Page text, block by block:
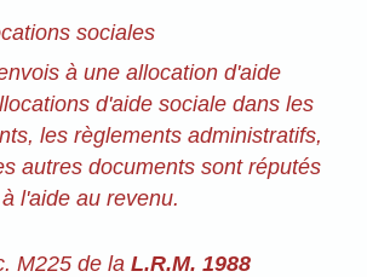
sociales
à une allocation d'aide
d'aide sociale dans les
les règlements administratifs,
autres documents sont réputés
l'aide au revenu.
M225 de la L.R.M. 1988